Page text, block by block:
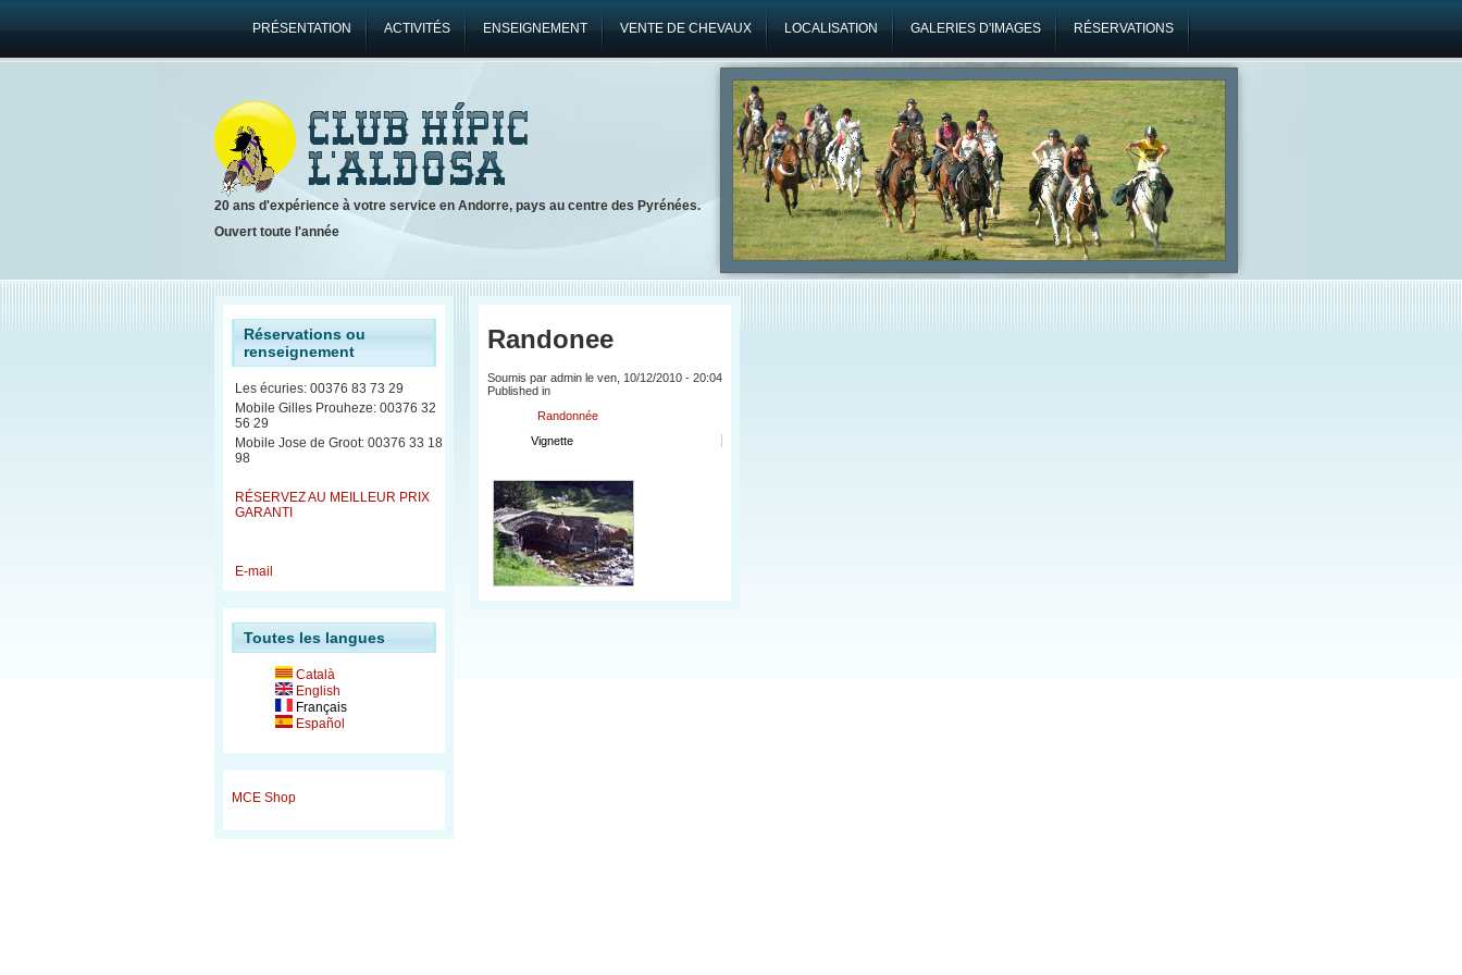
PRÉSENTATION ACTIVITÉS ENSEIGNEMENT VENTE DE CHEVAUX LOCALISATION GALERIES D'IMAGES RÉSERVATIONS
20 ans d'expérience à votre service en Andorre, pays au centre des Pyrénées.
Ouvert toute l'année
Réservations ou
renseignement
Les écuries: 00376 83 73 29
Mobile Gilles Prouheze: 00376 32
56 29
Mobile Jose de Groot: 00376 33 18
98
RÉSERVEZ AU MEILLEUR PRIX
GARANTI
E-mail
Toutes les langues
Català
English
Français
Español
MCE Shop
Randonee
Soumis par admin le ven, 10/12/2010 - 20:04
Published in
Randonnée
Vignette